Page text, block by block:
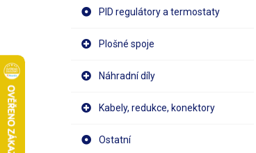
PID regulátory a termostaty
Plošné spoje
Náhradní díly
Kabely, redukce, konektory
Ostatní